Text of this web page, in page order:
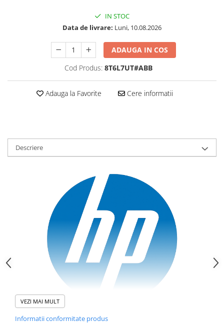
Imprimante Large Format Printer
Accesorii Large Format
Plottere & Scannere
Scannere
Monitoare
Monitoare Gaming & Consumer
Accesorii Căști & Microfoane
Cabluri & Adaptoare Audio-Video
Suporturi - altele
Suporturi TV Birou
Suporturi TV Perete
Boxe
Boxe PC & Soundbar
Camere Foto & Sisteme Optice
Webcam
IN STOC
Data de livrare: Luni, 10.08.2026
ADAUGA IN COS
Cod Produs: 8T6L7UT#ABB
Adauga la Favorite Cere informatii
Descriere
HP 685 CFT Dual‑Mode este un combo tastatură și mouse
VEZI MAI MULT
Informatii conformitate produs